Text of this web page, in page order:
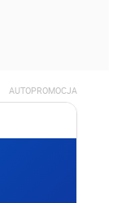
AUTOPROMOCJA